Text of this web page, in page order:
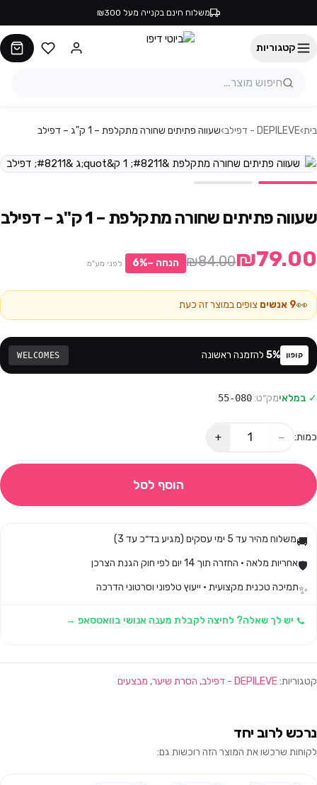
משלוח חינם בקנייה מעל ₪300
קטגוריות
בית›DEPILEVE - דפילב ›שעווה פתיתים שחורה מתקלפת – 1 ק"ג – דפילב
שעווה פתיתים שחורה מתקלפת – 1 ק"ג – דפילב
₪79.00
₪84.00 הנחה − 6% לפני מע"מ
👀
9 אנשים צופים במוצר זה כעת
קופון 5% להזמנה ראשונה WELCOMES
✓ במלאימק״ט:55-080
כמות: −
+
הוסף לסל
🚚משלוח מהיר עד 5 ימי עסקים (מגיע בד״כ עד 3)
🛡️אחריות מלאה · החזרה תוך 14 יום לפי חוק הגנת הצרכן
✨תמיכה טכנית מקצועית · ייעוץ טלפוני וסרטוני הדרכה
יש לך שאלה? לחיצה לקבלת מענה אנושי בוואטסאפ →
קטגוריות:DEPILEVE - דפילב , הסרת שיער, מבצעים
נרכש לרוב יחד
לקוחות שרכשו את המוצר הזה רוכשות גם: